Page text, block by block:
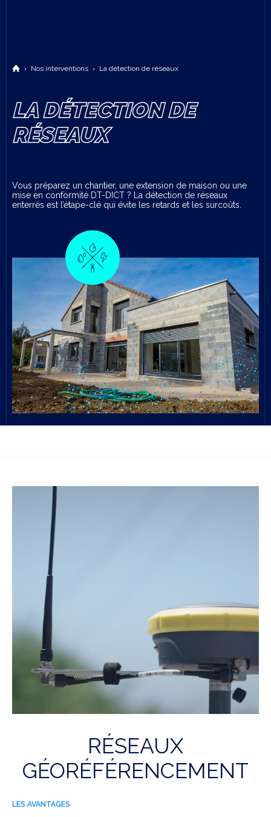
AccueilNos interventions La détection de réseaux
LA DÉTECTION DE
RÉSEAUX
Vous préparez un chantier, une extension de maison ou une
mise en conformité DT-DICT ? La détection de réseaux
enterrés est l’étape-clé qui évite les retards et les surcoûts.
RÉSEAUX
GÉORÉFÉRENCEMENT
LES AVANTAGES